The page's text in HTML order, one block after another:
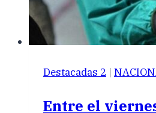
Destacadas 2 |
Entre el